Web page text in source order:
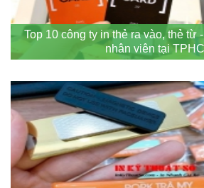
Top 10 công ty in thẻ ra vào, thẻ từ
nhân viên tại